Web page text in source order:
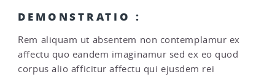
DEMONSTRATIO :
Rem aliquam ut absentem non contemplamur ex
affectu quo eandem imaginamur sed ex eo quod
corpus alio afficitur affectu qui ejusdem rei